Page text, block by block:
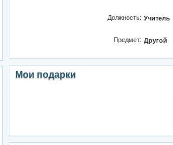
Должность: Учитель
Предмет: Другой
Мои подарки